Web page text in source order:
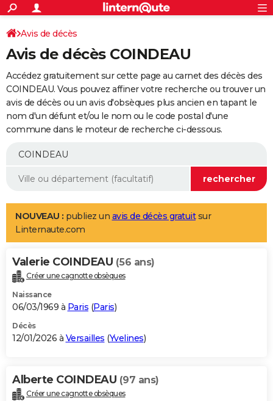
ACTUALITÉS
Politique
Société
Faits Divers
Education
Monde
Villes
+
SPORT
Coupe du monde 2026
Football
Tennis
Cyclisme
Rugby
Forum
Programme TV
TNT
Streaming
Cinéma
Sorties cinéma
Musique
+
FINANCE
Retraite
Epargne
Immobilier
Risques naturels par ville
Banque
Assurance
AUTO
Essais
Réserver un essai
Citadines
Berlines
SUV
Forum auto
+
Mobiles
Meilleur smartphone
Internet
Ordinateurs
Jeux vidéo
Guide high-tech
Aménagement intérieur
LIFESTYLE
Art de vivre
Bien-être
Loisirs
Mode
Modes de vie
Alimentation
Guide de la santé
Maladies
Médicaments
Sommeil
VOYAGE
Destinations
City break
Voyage nature
Voyage de noces
Forum
Climat
+PHOTO
GUIDES D'ACHAT
BONS PLANS
Carte de Noël
Carte Bonne année
Carte Saint-Valentin
Carte Pâques
Carte d'anniversaire
DICTIONNAIRE
Avis de décès
Avis de décès COINDEAU
Accédez gratuitement sur cette page au carnet des décès des
COINDEAU. Vous pouvez affiner votre recherche ou trouver un
avis de décès ou un avis d'obsèques plus ancien en tapant le
nom d'un défunt et/ou le nom ou le code postal d'une
commune dans le moteur de recherche ci-dessous.
NOUVEAU : publiez un avis de décès gratuitsur
Linternaute.com
Valerie COINDEAU (56 ans)
Créer une cagnotte obsèques
Naissance
06/03/1969 à Paris (Paris)
Décès
12/01/2026 à Versailles (Yvelines)
Alberte COINDEAU (97 ans)
Créer une cagnotte obsèques